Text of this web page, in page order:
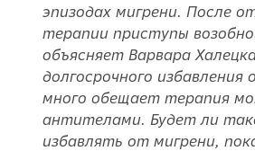
эпизодах мигрени. После
терапии приступы
объясняет Варвара
долгосрочного избавления
много обещает терапия
антителами. Будет ли
избавлять от мигрени,